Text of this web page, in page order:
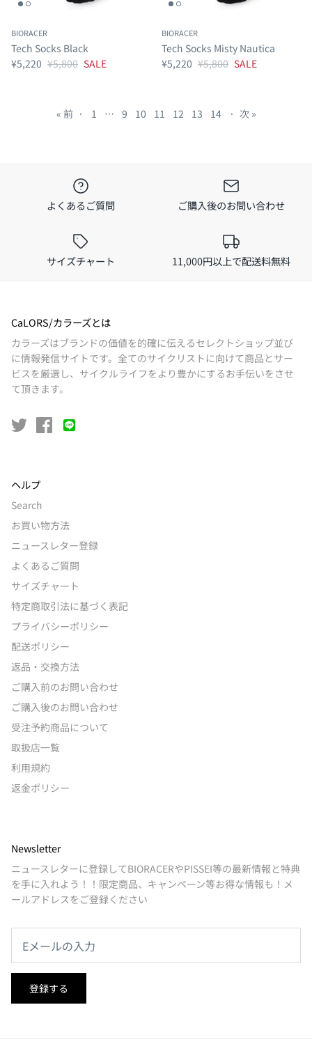
BIORACER
Tech Socks Black
¥5,220 ¥5,800 SALE
BIORACER
Tech Socks Misty Nautica
¥5,220 ¥5,800 SALE
« 前 · 1 … 9 10 11 12 13 14 · 次 »
よくあるご質問 ご購入後のお問い合わせ
サイズチャート 11,000円以上で配送料無料
CaLORS/カラーズとは
カラーズはブランドの価値を的確に伝えるセレクトショップ並び
に情報発信サイトです。全てのサイクリストに向けて商品とサー
ビスを厳選し、サイクルライフをより豊かにするお手伝いをさせ
て頂きます。
ヘルプ
Search
お買い物方法
ニュースレター登録
よくあるご質問
サイズチャート
特定商取引法に基づく表記
プライバシーポリシー
配送ポリシー
返品・交換方法
ご購入前のお問い合わせ
ご購入後のお問い合わせ
受注予約商品について
取扱店一覧
利用規約
返金ポリシー
Newsletter
ニュースレターに登録してBIORACERやPISSEI等の最新情報と特典
を手に入れよう！！限定商品、キャンペーン等お得な情報も！メ
ールアドレスをご登録ください
登録する